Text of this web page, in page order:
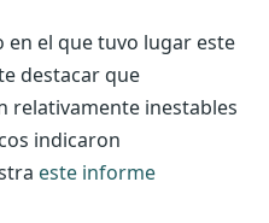
el que tuvo lugar este
destacar que
relativamente inestables
indicaron
este informe